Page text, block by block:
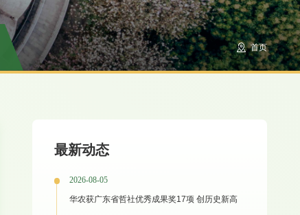
首页
最新动态
2026-08-05
华农获广东省哲社优秀成果奖17项 创历史新高